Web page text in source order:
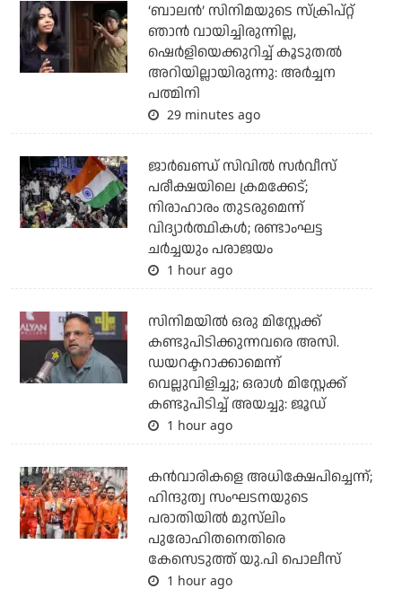
‘ബാലൻ’ സിനിമയുടെ സ്ക്രിപ്റ്റ്
ഞാൻ വായിച്ചിരുന്നില്ല,
ഷെർളിയെക്കുറിച്ച് കൂടുതൽ
അറിയില്ലായിരുന്നു: അർച്ചന
പത്മിനി
29 minutes ago
ജാര്‍ഖണ്ഡ് സിവില്‍ സര്‍വീസ്
പരീക്ഷയിലെ ക്രമക്കേട്;
നിരാഹാരം തുടരുമെന്ന്
വിദ്യാര്‍ത്ഥികള്‍; രണ്ടാംഘട്ട
ചര്‍ച്ചയും പരാജയം
1 hour ago
സിനിമയില്‍ ഒരു മിസ്റ്റേക്ക്
കണ്ടുപിടിക്കുന്നവരെ അസി.
ഡയറക്ടറാക്കാമെന്ന്
വെല്ലുവിളിച്ചു; ഒരാള്‍ മിസ്റ്റേക്ക്
കണ്ടുപിടിച്ച് അയച്ചു: ജൂഡ്
1 hour ago
കന്‍വാരികളെ അധിക്ഷേപിച്ചെന്ന്;
ഹിന്ദുത്വ സംഘടനയുടെ
പരാതിയില്‍ മുസ്‌ലിം
പുരോഹിതനെതിരെ
കേസെടുത്ത് യു.പി പൊലീസ്
1 hour ago